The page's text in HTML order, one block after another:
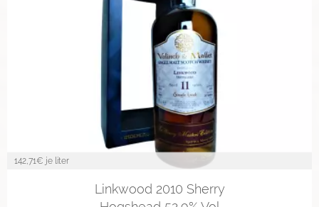
142,71€ je liter
Linkwood 2010 Sherry